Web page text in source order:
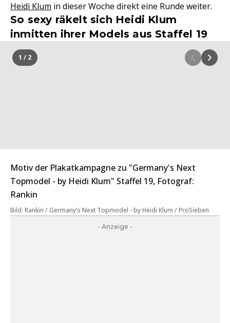
Heidi Klum in dieser Woche direkt eine Runde weiter.
So sexy räkelt sich Heidi Klum
inmitten ihrer Models aus Staffel 19
Motiv der Plakatkampagne zu "Germany's Next
Topmodel - by Heidi Klum" Staffel 19, Fotograf:
Rankin
Bild: Rankin / Germany’s Next Topmodel - by Heidi Klum / ProSieben
1 / 2
- Anzeige -